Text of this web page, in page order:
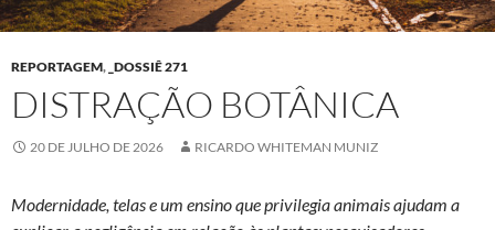
REPORTAGEM, _DOSSIÊ 271
DISTRAÇÃO BOTÂNICA
20 DE JULHO DE 2026 RICARDO WHITEMAN MUNIZ
Modernidade, telas e um ensino que privilegia animais ajudam a